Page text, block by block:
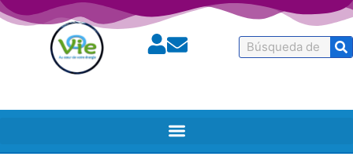
Buscar
en